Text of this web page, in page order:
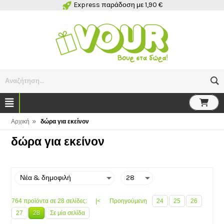
Express παράδοση με 1,90 €
Αναζήτηση...
Αρχική » δώρα για εκείνον
δώρα για εκείνον
764 προϊόντα σε 28 σελίδες: |< Προηγούμενη 24 25
26
27
28 Σε μία σελίδα